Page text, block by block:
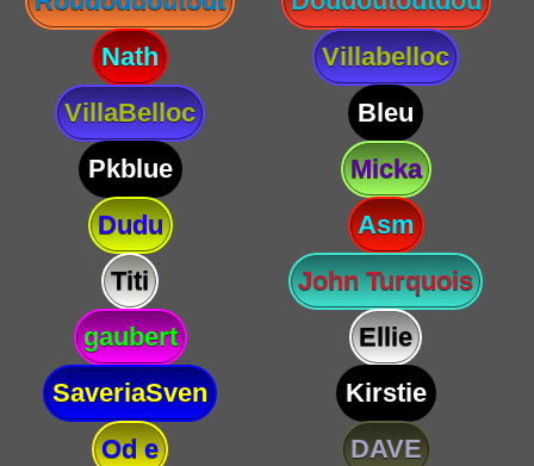
Nath
Villabelloc
VillaBelloc
Bleu
Pkblue
Micka
Dudu
Asm
Titi
John Turquois
gaubert
Ellie
SaveriaSven
Kirstie
Od e
DAVE